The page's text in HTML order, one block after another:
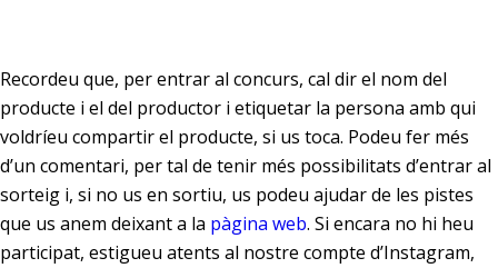
Recordeu que, per entrar al concurs, cal dir el nom del
producte i el del productor i etiquetar la persona amb qui
voldríeu compartir el producte, si us toca. Podeu fer més
d’un comentari, per tal de tenir més possibilitats d’entrar al
sorteig i, si no us en sortiu, us podeu ajudar de les pistes
que us anem deixant a la pàgina web. Si encara no hi heu
participat, estigueu atents al nostre compte d’Instagram,